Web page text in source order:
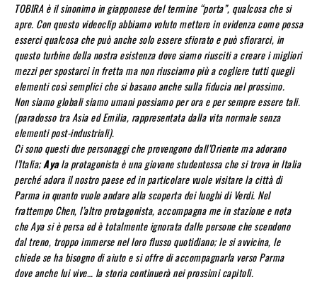
TOBIRA è il sinonimo in giapponese del termine “porta”, qualcosa che si
apre. Con questo videoclip abbiamo voluto mettere in evidenza come possa
esserci qualcosa che può anche solo essere sfiorato e può sfiorarci, in
questo turbine della nostra esistenza dove siamo riusciti a creare i migliori
mezzi per spostarci in fretta ma non riusciamo più a cogliere tutti quegli
elementi così semplici che si basano anche sulla fiducia nel prossimo.
Non siamo globali siamo umani possiamo per ora e per sempre essere tali.
(paradosso tra Asia ed Emilia, rappresentata dalla vita normale senza
elementi post-industriali).
Ci sono questi due personaggi che provengono dall’Oriente ma adorano
l’Italia;Ayala protagonista è una giovane studentessa che si trova in Italia
perché adora il nostro paese ed in particolare vuole visitare la città di
Parma in quanto vuole andare alla scoperta dei luoghi di Verdi. Nel
frattempo Chen, l’altro protagonista, accompagna me in stazione e nota
che Aya si è persa ed è totalmente ignorata dalle persone che scendono
dal treno, troppo immerse nel loro flusso quotidiano; le si avvicina, le
chiede se ha bisogno di aiuto e si offre di accompagnarla verso Parma
dove anche lui vive… la storia continuerà nei prossimi capitoli.